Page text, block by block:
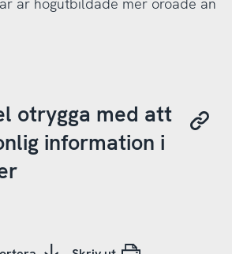
otrygga med att
information i